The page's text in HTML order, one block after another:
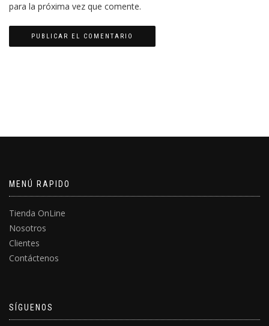
para la próxima vez que comente.
MENÚ RAPIDO
Tienda OnLine
Nosotros
Clientes
Contáctenos
SÍGUENOS